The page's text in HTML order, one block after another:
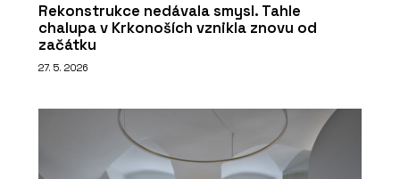
Rekonstrukce nedávala smysl. Tahle
chalupa v Krkonoších vznikla znovu od
začátku
27. 5. 2026